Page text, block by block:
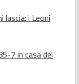
lascia: i Leoni
7 in casa del